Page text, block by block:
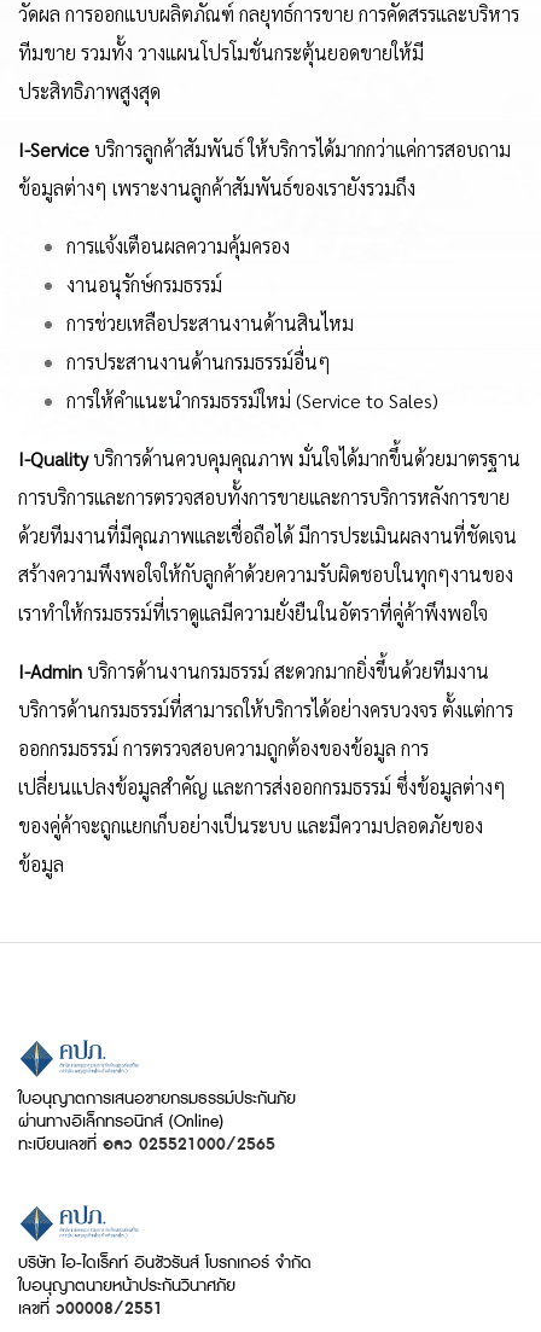
วัดผล การออกแบบผลิตภัณฑ์ กลยุทธ์การขาย การคัดสรรและบริหาร
ทีมขาย รวมทั้ง วางแผนโปรโมชั่นกระตุ้นยอดขายให้มี
ประสิทธิภาพสูงสุด
I-Serviceบริการลูกค้าสัมพันธ์ ให้บริการได้มากกว่าแค่การสอบถาม
ข้อมูลต่างๆ เพราะงานลูกค้าสัมพันธ์ของเรายังรวมถึง
การแจ้งเตือนผลความคุ้มครอง
งานอนุรักษ์กรมธรรม์
การช่วยเหลือประสานงานด้านสินไหม
การประสานงานด้านกรมธรรม์อื่นๆ
การให้คำแนะนำกรมธรรม์ใหม่ (Service to Sales)
I-Qualityบริการด้านควบคุมคุณภาพ มั่นใจได้มากขึ้นด้วยมาตรฐาน
การบริการและการตรวจสอบทั้งการขายและการบริการหลังการขาย
ด้วยทีมงานที่มีคุณภาพและเชื่อถือได้ มีการประเมินผลงานที่ชัดเจน
สร้างความพึงพอใจให้กับลูกค้าด้วยความรับผิดชอบในทุกๆงานของ
เราทำให้กรมธรรม์ที่เราดูแลมีความยั่งยืนในอัตราที่คู่ค้าพึงพอใจ
I-Adminบริการด้านงานกรมธรรม์ สะดวกมากยิ่งขึ้นด้วยทีมงาน
บริการด้านกรมธรรม์ที่สามารถให้บริการได้อย่างครบวงจร ตั้งแต่การ
ออกกรมธรรม์ การตรวจสอบความถูกต้องของข้อมูล การ
เปลี่ยนแปลงข้อมูลสำคัญ และการส่งออกกรมธรรม์ ซึ่งข้อมูลต่างๆ
ของคู่ค้าจะถูกแยกเก็บอย่างเป็นระบบ และมีความปลอดภัยของ
ข้อมูล
ใบอนุญาตการเสนอขายกรมธรรม์ประกันภัย
ผ่านทางอิเล็กทรอนิกส์ (Online)
ทะเบียนเลขที่ อลว 025521000/2565
บริษัท ไอ-ไดเร็คท์ อินชัวรันส์ โบรกเกอร์ จำกัด
ใบอนุญาตนายหน้าประกันวินาศภัย
เลขที่ ว00008/2551